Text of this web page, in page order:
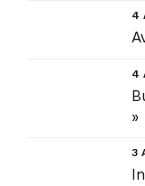
4
4
»
3